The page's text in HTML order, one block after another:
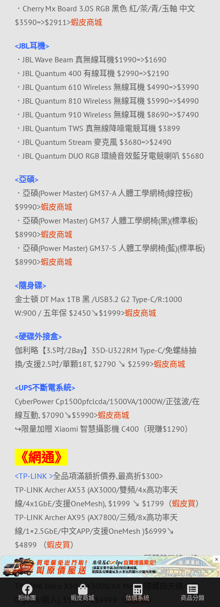
．Cherry Mx Board 3.0S RGB 黑色 紅/茶/青/玉軸 中文
$3590=>$2911>蝦皮商城
<JBL耳機>
．JBL Wave Beam 真無線耳機$1990=>$1690
．JBL Quantum 400 有線耳機 $2990=>$2190
．JBL Quantum 610 Wireless 無線耳機 $4990=>$3990
．JBL Quantum 810 Wireless 無線耳機 $5990=>$4990
．JBL Quantum 910 Wireless 無線耳機 $8690=>$7490
．JBL Quantum TWS 真無線降噪電競耳機 $3899
．JBL Quantum Stream 麥克風 $3680=>$2490
．JBL Quantum DUO RGB 環繞音效藍牙電競喇叭 $5680
<亞碩>
．亞碩(Power Master) GM37-A 人體工學網椅(線控板)
$9990>蝦皮商城
．亞碩(Power Master) GM37 人體工學網椅(黑)(標準板)
$8990>蝦皮商城
．亞碩(Power Master) GM37-S 人體工學網椅(藍)(標準板)
$8990>蝦皮商城
<隨身碟>
金士頓 DT Max 1TB 黑 /USB3.2 G2 Type-C/R:1000
W:900 / 五年保 $2450↘$1999>蝦皮商城
<硬碟外接盒>
伽利略【3.5吋/2Bay】35D-U322RM Type-C/免螺絲抽
換/支援2.5吋/單顆18T, $2790 ↘ $2599>蝦皮商城
<UPS不斷電系統>
CyberPower Cp1500pfclcda/1500VA/1000W/正弦波/在
線互動, $7090↘$5990>蝦皮商城
↪限量加贈 Xiaomi 智慧攝影機 C400（現賺$1290）
《網通》
<TP-LINK >全品項滿額折價券,最高折$300>
TP-LINK Archer AX53 (AX3000/雙頻/4x高功率天
線/4x1GbE/支援OneMesh), $1999 ↘ $1799（蝦皮買）
TP-LINK Archer AX95 (AX7800/三頻/8x高功率天
線/1×2.5GbE/中文APP/支援OneMesh )$6999↘
$4899 （蝦皮買）
TP-LINK Deco X10 (AX1500/AX Mesh/隱藏雙天線/2埠
Gigabit/三入), $4399 ↘$3799（蝦皮買）
TP-LINK Deco X50 (AX3000/AX Mesh/隱藏四天線/3埠
Gigabit/兩入), $5299 ↘$4999（ 蝦皮買）
×